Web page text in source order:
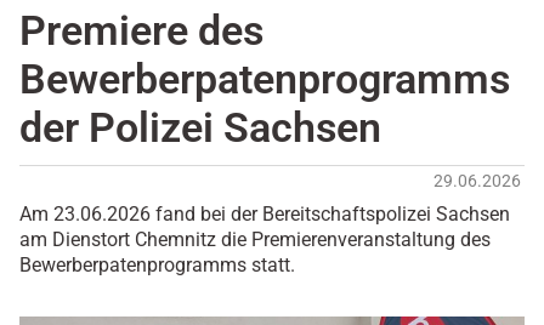
Premiere des
Bewerberpatenprogramms
der Polizei Sachsen
29.06.2026
Am 23.06.2026 fand bei der Bereitschaftspolizei Sachsen
am Dienstort Chemnitz die Premierenveranstaltung des
Bewerberpatenprogramms statt.